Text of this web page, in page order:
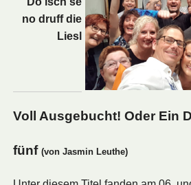
no druff die
Liesl
Voll Ausgebucht! Oder Ein
fünf (von Jasmin Leuthe)